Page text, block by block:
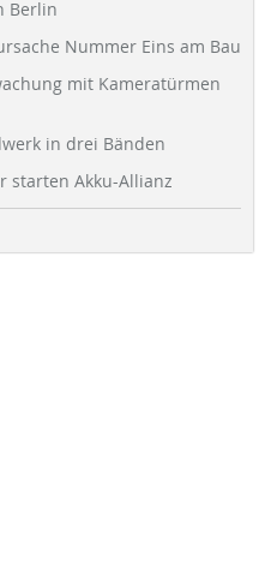
Berlin
Nummer Eins am Bau
mit Kameratürmen
in drei Bänden
starten Akku-Allianz